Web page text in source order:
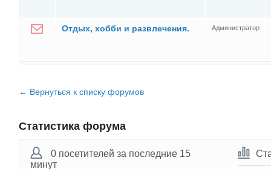
Отдых, хобби и развлечения. Администратор
← Вернуться к списку форумов
Статистика форума
0 посетителей за последние 15
минут